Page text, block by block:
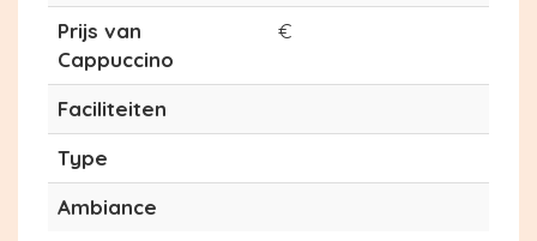
Prijs van
Cappuccino
€
Faciliteiten
Type
Ambiance